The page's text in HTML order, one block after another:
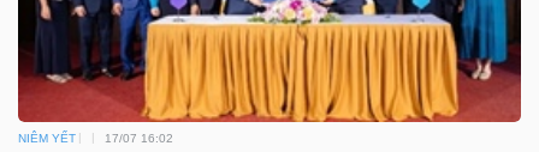
NIÊM YẾT 17/07 16:02
Sách
chính